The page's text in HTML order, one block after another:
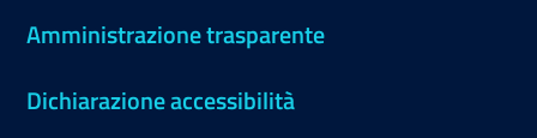
Amministrazione trasparente
Dichiarazione accessibilità